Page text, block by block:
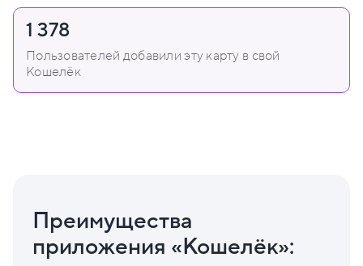
1 378
Пользователей добавили эту карту в свой
Кошелёк
Преимущества
приложения «Кошелёк»: